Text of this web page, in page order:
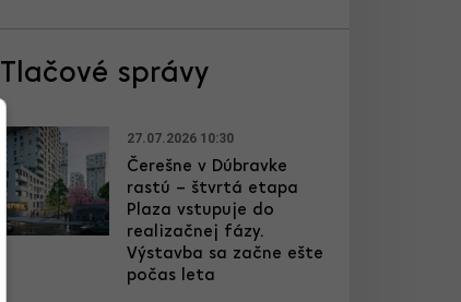
Tlačové správy
27.07.2026 10:30
Čerešne v Dúbravke
rastú – štvrtá etapa
Plaza vstupuje do
realizačnej fázy.
Výstavba sa začne ešte
počas leta